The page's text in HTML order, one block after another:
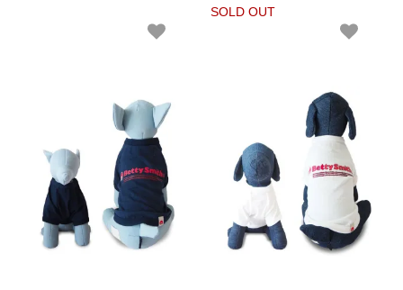
SOLD OUT